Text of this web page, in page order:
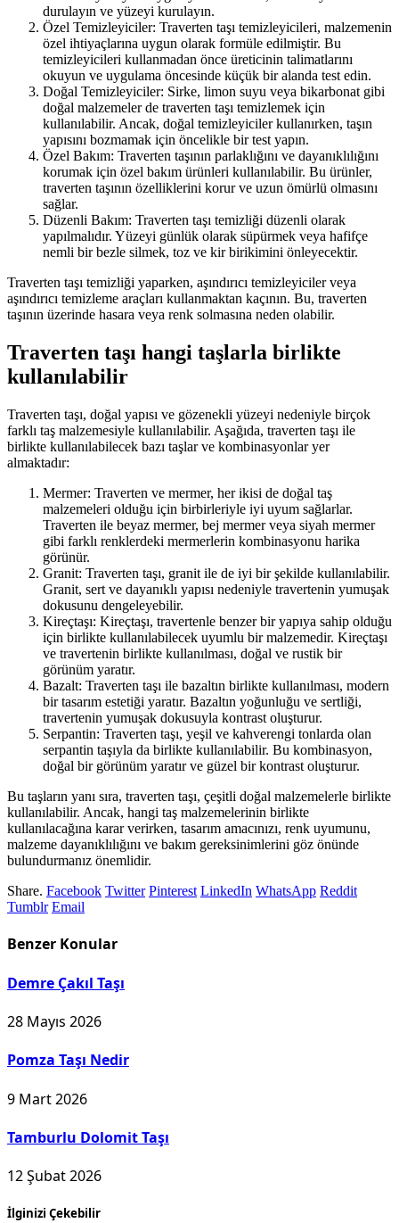
durulayın ve yüzeyi kurulayın.
Özel Temizleyiciler: Traverten taşı temizleyicileri, malzemenin
özel ihtiyaçlarına uygun olarak formüle edilmiştir. Bu
temizleyicileri kullanmadan önce üreticinin talimatlarını
okuyun ve uygulama öncesinde küçük bir alanda test edin.
Doğal Temizleyiciler: Sirke, limon suyu veya bikarbonat gibi
doğal malzemeler de traverten taşı temizlemek için
kullanılabilir. Ancak, doğal temizleyiciler kullanırken, taşın
yapısını bozmamak için öncelikle bir test yapın.
Özel Bakım: Traverten taşının parlaklığını ve dayanıklılığını
korumak için özel bakım ürünleri kullanılabilir. Bu ürünler,
traverten taşının özelliklerini korur ve uzun ömürlü olmasını
sağlar.
Düzenli Bakım: Traverten taşı temizliği düzenli olarak
yapılmalıdır. Yüzeyi günlük olarak süpürmek veya hafifçe
nemli bir bezle silmek, toz ve kir birikimini önleyecektir.
Traverten taşı temizliği yaparken, aşındırıcı temizleyiciler veya
aşındırıcı temizleme araçları kullanmaktan kaçının. Bu, traverten
taşının üzerinde hasara veya renk solmasına neden olabilir.
Traverten taşı hangi taşlarla birlikte
kullanılabilir
Traverten taşı, doğal yapısı ve gözenekli yüzeyi nedeniyle birçok
farklı taş malzemesiyle kullanılabilir. Aşağıda, traverten taşı ile
birlikte kullanılabilecek bazı taşlar ve kombinasyonlar yer
almaktadır:
Mermer: Traverten ve mermer, her ikisi de doğal taş
malzemeleri olduğu için birbirleriyle iyi uyum sağlarlar.
Traverten ile beyaz mermer, bej mermer veya siyah mermer
gibi farklı renklerdeki mermerlerin kombinasyonu harika
görünür.
Granit: Traverten taşı, granit ile de iyi bir şekilde kullanılabilir.
Granit, sert ve dayanıklı yapısı nedeniyle travertenin yumuşak
dokusunu dengeleyebilir.
Kireçtaşı: Kireçtaşı, travertenle benzer bir yapıya sahip olduğu
için birlikte kullanılabilecek uyumlu bir malzemedir. Kireçtaşı
ve travertenin birlikte kullanılması, doğal ve rustik bir
görünüm yaratır.
Bazalt: Traverten taşı ile bazaltın birlikte kullanılması, modern
bir tasarım estetiği yaratır. Bazaltın yoğunluğu ve sertliği,
travertenin yumuşak dokusuyla kontrast oluşturur.
Serpantin: Traverten taşı, yeşil ve kahverengi tonlarda olan
serpantin taşıyla da birlikte kullanılabilir. Bu kombinasyon,
doğal bir görünüm yaratır ve güzel bir kontrast oluşturur.
Bu taşların yanı sıra, traverten taşı, çeşitli doğal malzemelerle birlikte
kullanılabilir. Ancak, hangi taş malzemelerinin birlikte
kullanılacağına karar verirken, tasarım amacınızı, renk uyumunu,
malzeme dayanıklılığını ve bakım gereksinimlerini göz önünde
bulundurmanız önemlidir.
Share. Facebook Twitter Pinterest LinkedIn WhatsApp Reddit
Tumblr Email
Benzer Konular
Demre Çakıl Taşı
28 Mayıs 2026
Pomza Taşı Nedir
9 Mart 2026
Tamburlu Dolomit Taşı
12 Şubat 2026
İlginizi Çekebilir